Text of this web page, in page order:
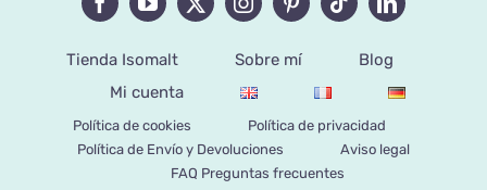
Tienda Isomalt Sobre mí
Blog
Mi cuenta
Política de cookies
Política de privacidad
Política de Envío y Devoluciones
Aviso legal
FAQ Preguntas frecuentes